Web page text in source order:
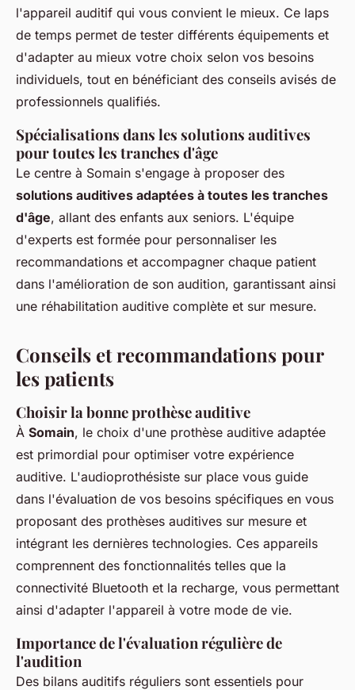
l'appareil auditif qui vous convient le mieux. Ce laps
de temps permet de tester différents équipements et
d'adapter au mieux votre choix selon vos besoins
individuels, tout en bénéficiant des conseils avisés de
professionnels qualifiés.
Spécialisations dans les solutions auditives
pour toutes les tranches d'âge
Le centre à Somain s'engage à proposer des
solutions auditives adaptées à toutes les tranches
d'âge, allant des enfants aux seniors. L'équipe
d'experts est formée pour personnaliser les
recommandations et accompagner chaque patient
dans l'amélioration de son audition, garantissant ainsi
une réhabilitation auditive complète et sur mesure.
Conseils et recommandations pour
les patients
Choisir la bonne prothèse auditive
À Somain, le choix d'une prothèse auditive adaptée
est primordial pour optimiser votre expérience
auditive. L'audioprothésiste sur place vous guide
dans l'évaluation de vos besoins spécifiques en vous
proposant des prothèses auditives sur mesure et
intégrant les dernières technologies. Ces appareils
comprennent des fonctionnalités telles que la
connectivité Bluetooth et la recharge, vous permettant
ainsi d'adapter l'appareil à votre mode de vie.
Importance de l'évaluation régulière de
l'audition
Des bilans auditifs réguliers sont essentiels pour